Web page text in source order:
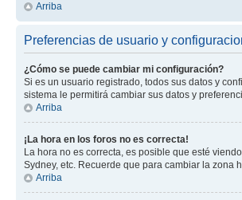
Arriba
Preferencias de usuario y
¿Cómo se puede cambiar mi configuración?
Si es un usuario registrado, todos sus datos y
sistema le permitirá cambiar sus datos y
Arriba
¡La hora en los foros no es correcta!
La hora no es correcta, es posible que esté
Sydney, etc. Recuerde que para cambiar la zona
Arriba